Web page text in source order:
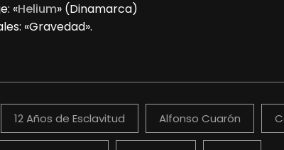
«Helium» (Dinamarca)
«Gravedad».
12 Años de Esclavitud Alfonso Cuarón